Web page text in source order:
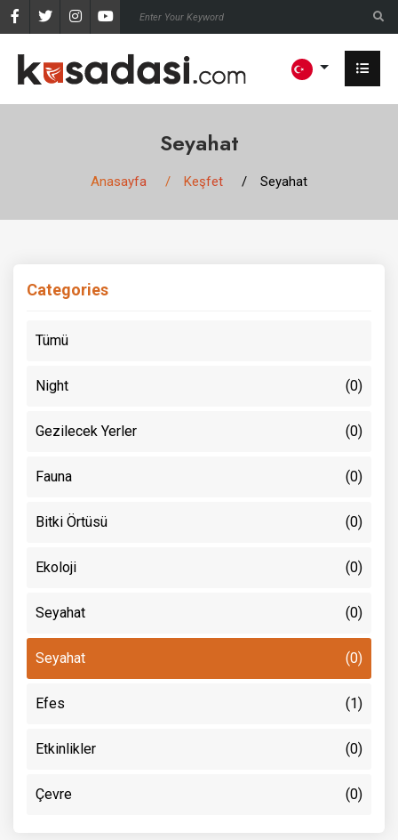
Seyahat
Anasayfa Keşfet Seyahat
Categories
Tümü
Night (0)
Gezilecek Yerler (0)
Fauna (0)
Bitki Örtüsü (0)
Ekoloji (0)
Seyahat (0)
Seyahat (0)
Efes (1)
Etkinlikler (0)
Çevre (0)